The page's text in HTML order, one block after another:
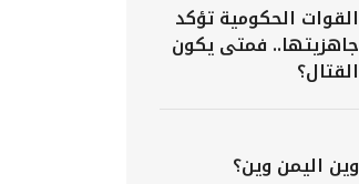
القوات الحكومية تؤكد
جاهزيتها.. فمتى يكون
القتال؟
وين اليمن وين؟